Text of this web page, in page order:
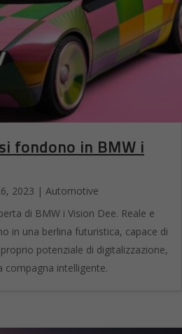
fondono in BMW i
2023 | Automotive
di BMW i Vision Dee. Reale e
in una berlina futuristica, capace di
potenziale di digitalizzazione,
compagna intelligente.